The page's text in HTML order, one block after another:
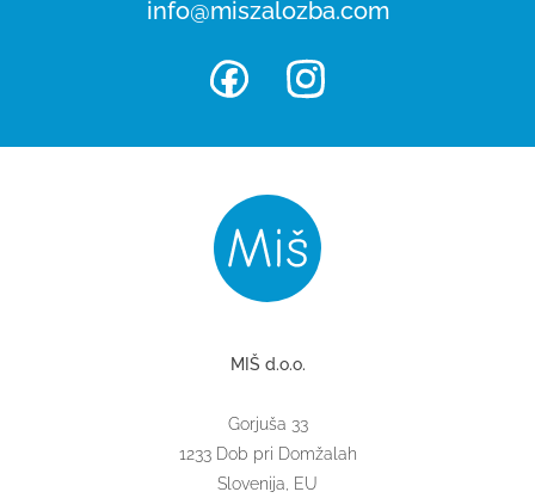
info@miszalozba.com
MIŠ d.o.o.
Gorjuša 33
1233 Dob pri Domžalah
Slovenija, EU